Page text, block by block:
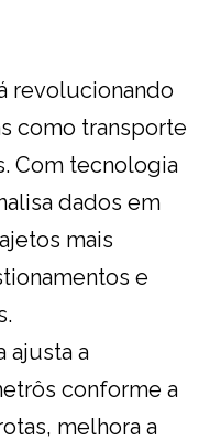
revolucionando
como transporte
Com tecnologia
dados em
mais
e
ajusta a
conforme a
melhora a